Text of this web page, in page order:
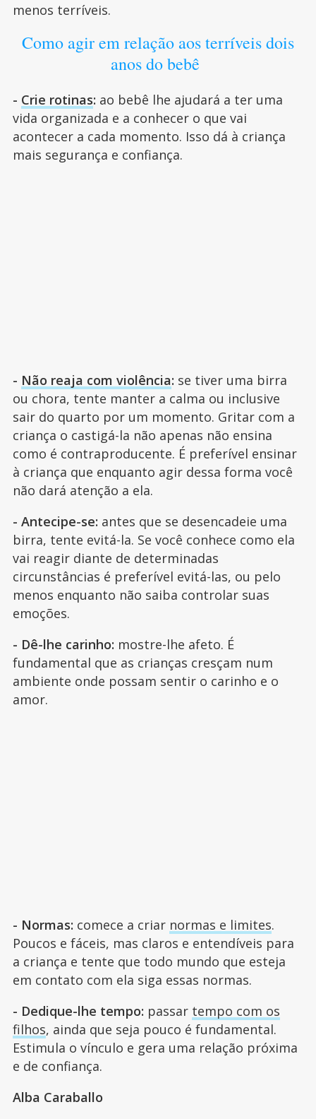
menos terríveis.
Como agir em relação aos terríveis dois
anos do bebê
- Crie rotinas: ao bebê lhe ajudará a ter uma
vida organizada e a conhecer o que vai
acontecer a cada momento. Isso dá à criança
mais segurança e confiança.
- Não reaja com violência: se tiver uma birra
ou chora, tente manter a calma ou inclusive
sair do quarto por um momento. Gritar com a
criança o castigá-la não apenas não ensina
como é contraproducente. É preferível ensinar
à criança que enquanto agir dessa forma você
não dará atenção a ela.
- Antecipe-se: antes que se desencadeie uma
birra, tente evitá-la. Se você conhece como ela
vai reagir diante de determinadas
circunstâncias é preferível evitá-las, ou pelo
menos enquanto não saiba controlar suas
emoções.
- Dê-lhe carinho: mostre-lhe afeto. É
fundamental que as crianças cresçam num
ambiente onde possam sentir o carinho e o
amor.
- Normas: comece a criar normas e limites.
Poucos e fáceis, mas claros e entendíveis para
a criança e tente que todo mundo que esteja
em contato com ela siga essas normas.
- Dedique-lhe tempo: passar tempo com os
filhos, ainda que seja pouco é fundamental.
Estimula o vínculo e gera uma relação próxima
e de confiança.
Alba Caraballo